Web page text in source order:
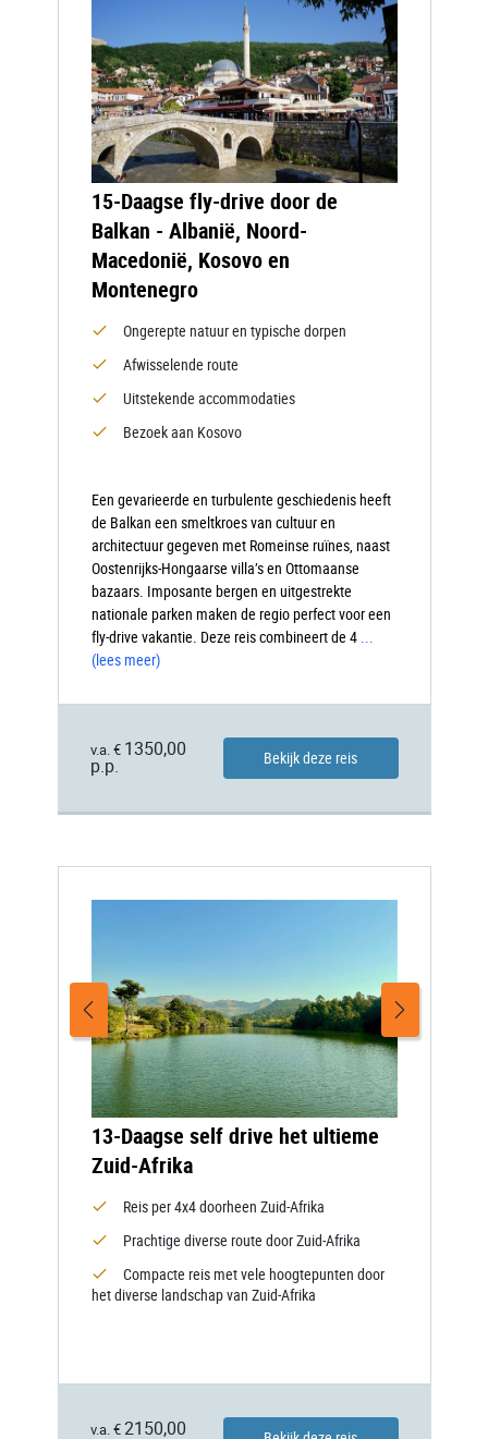
15-Daagse fly-drive door de
Balkan - Albanië, Noord-
Macedonië, Kosovo en
Montenegro
Ongerepte natuur en typische dorpen
Afwisselende route
Uitstekende accommodaties
Bezoek aan Kosovo
Een gevarieerde en turbulente geschiedenis heeft
de Balkan een smeltkroes van cultuur en
architectuur gegeven met Romeinse ruïnes, naast
Oostenrijks-Hongaarse villa’s en Ottomaanse
bazaars. Imposante bergen en uitgestrekte
nationale parken maken de regio perfect voor een
fly-drive vakantie. Deze reis combineert de 4 ...
(lees meer)
v.a. € 1350,00
p.p.
Bekijk deze reis
13-Daagse self drive het ultieme
Zuid-Afrika
Reis per 4x4 doorheen Zuid-Afrika
Prachtige diverse route door Zuid-Afrika
Compacte reis met vele hoogtepunten door
het diverse landschap van Zuid-Afrika
v.a. € 2150,00